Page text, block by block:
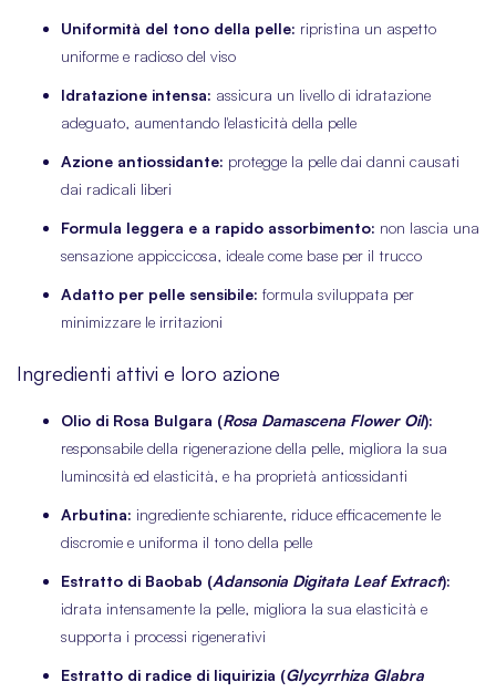
Uniformità del tono della pelle: ripristina un aspetto
uniforme e radioso del viso
Idratazione intensa: assicura un livello di idratazione
adeguato, aumentando l'elasticità della pelle
Azione antiossidante: protegge la pelle dai danni causati
dai radicali liberi
Formula leggera e a rapido assorbimento: non lascia una
sensazione appiccicosa, ideale come base per il trucco
Adatto per pelle sensibile: formula sviluppata per
minimizzare le irritazioni
Ingredienti attivi e loro azione
Olio di Rosa Bulgara (Rosa Damascena Flower Oil):
responsabile della rigenerazione della pelle, migliora la sua
luminosità ed elasticità, e ha proprietà antiossidanti
Arbutina: ingrediente schiarente, riduce efficacemente le
discromie e uniforma il tono della pelle
Estratto di Baobab (Adansonia Digitata Leaf Extract):
idrata intensamente la pelle, migliora la sua elasticità e
supporta i processi rigenerativi
Estratto di radice di liquirizia (Glycyrrhiza Glabra